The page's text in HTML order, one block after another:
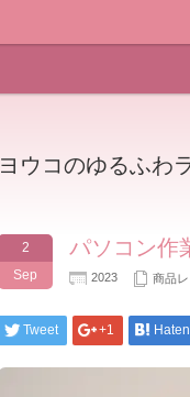
ヨウコのゆるふわ
2
Sep
パソコン作
2023 商品
Tweet +1